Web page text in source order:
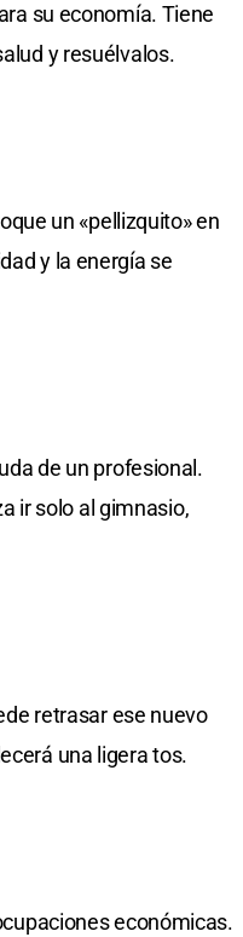
su economía. Tiene
y resuélvalos.
un «pellizquito» en
y la energía se
de un profesional.
ir solo al gimnasio,
retrasar ese nuevo
una ligera tos.
económicas.